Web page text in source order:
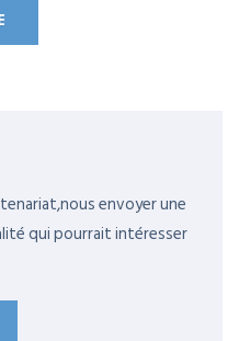
envoyer une
qui pourrait intéresser